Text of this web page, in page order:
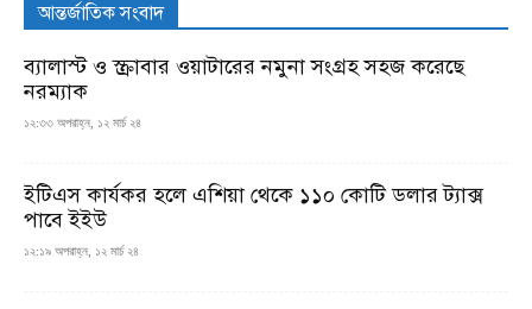
আন্তর্জাতিক সংবাদ
ব্যালাস্ট ও স্ক্রাবার ওয়াটারের নমুনা সংগ্রহ সহজ করেছে
নরম্যাক
১২:৩৩ অপরাহ্ন, ১২ মার্চ ২৪
ইটিএস কার্যকর হলে এশিয়া থেকে ১১০ কোটি ডলার ট্যাক্স
পাবে ইইউ
১২:১৯ অপরাহ্ন, ১২ মার্চ ২৪